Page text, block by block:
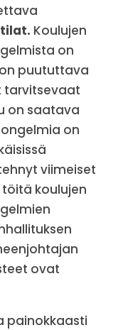
Koulujen
on
puututtava
tarvitsevaat
on saatava
on
viimeiset
koulujen
ovat
painokkaasti